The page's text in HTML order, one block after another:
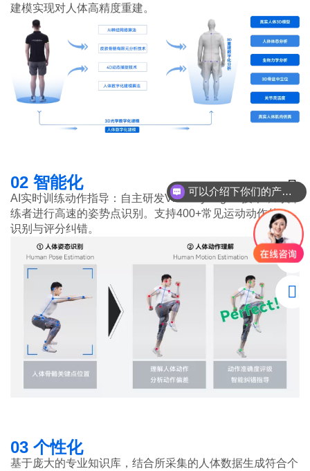
建模实现对人体高精度重建。
02 智能化
AI实时训练动作指导：自主研发VisBodyEngine技术，对训
练者进行高速的姿势点识别。支持400+常见运动动作的AI
识别与评分纠错。
03 个性化
基于庞大的专业知识库，结合所采集的人体数据生成符合个
可以介绍下你们的产品么？